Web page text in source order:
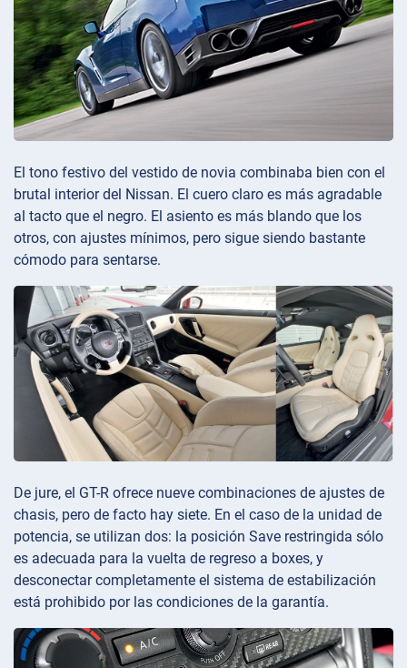
El tono festivo del vestido de novia combinaba bien con el
brutal interior del Nissan. El cuero claro es más agradable
al tacto que el negro. El asiento es más blando que los
otros, con ajustes mínimos, pero sigue siendo bastante
cómodo para sentarse.
De jure, el GT-R ofrece nueve combinaciones de ajustes de
chasis, pero de facto hay siete. En el caso de la unidad de
potencia, se utilizan dos: la posición Save restringida sólo
es adecuada para la vuelta de regreso a boxes, y
desconectar completamente el sistema de estabilización
está prohibido por las condiciones de la garantía.